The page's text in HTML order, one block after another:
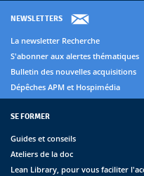
NEWSLETTERS
La newsletter Recherche
S'abonner aux alertes thématiques
Bulletin des nouvelles acquisitions
Dépêches APM et Hospimédia
SE FORMER
Guides et conseils
Ateliers de la doc
Lean Library, pour vous faciliter